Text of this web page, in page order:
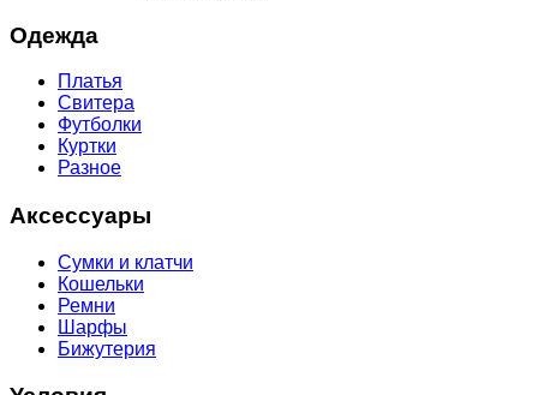
Одежда
Платья
Свитера
Футболки
Куртки
Разное
Аксессуары
Сумки и клатчи
Кошельки
Ремни
Шарфы
Бижутерия